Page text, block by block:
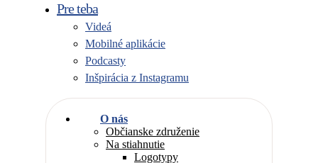
Pre teba
Videá
Mobilné aplikácie
Podcasty
Inšpirácia z Instagramu
O nás
Občianske združenie
Na stiahnutie
Logotypy